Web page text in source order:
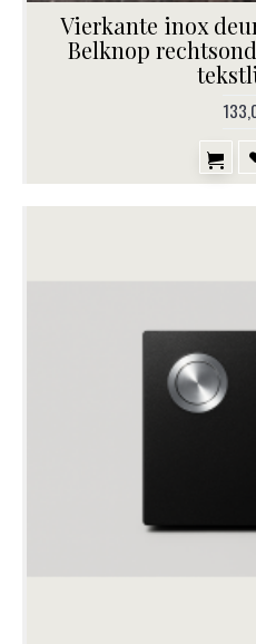
Vierkante inox
Belknop